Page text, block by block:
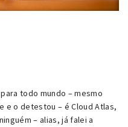
todo mundo – mesmo
e o detestou – é Cloud Atlas,
– alias, já falei a